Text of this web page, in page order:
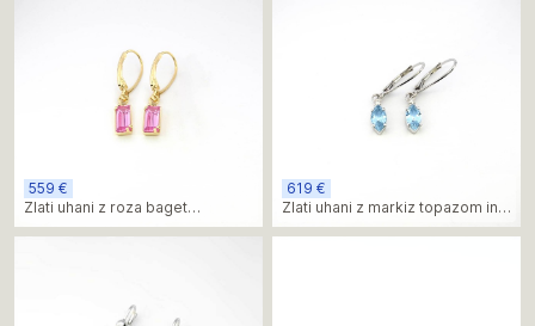
559 €
Zlati uhani z roza baget
ametistom
619 €
Zlati uhani z markiz topazom in
diamantom